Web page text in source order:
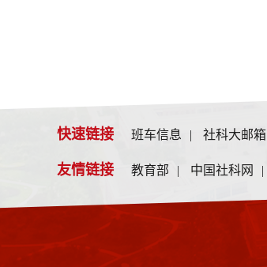
快速链接 班车信息 | 社科大邮箱
友情链接 教育部 | 中国社科网 |